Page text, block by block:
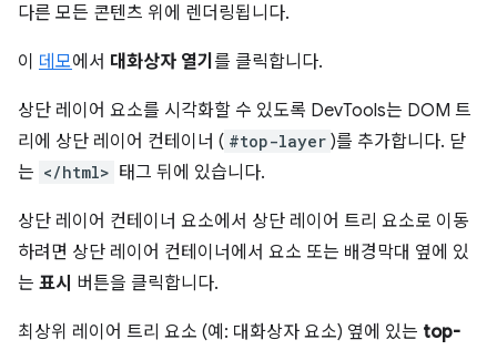
다른 모든 콘텐츠 위에 렌더링됩니다.
이 데모에서 대화상자 열기 를 클릭합니다.
상단 레이어 요소를 시각화할 수 있도록 DevTools는 DOM 트
리에 상단 레이어 컨테이너 ( #top-layer )를 추가합니다. 닫
는 </html> 태그 뒤에 있습니다.
상단 레이어 컨테이너 요소에서 상단 레이어 트리 요소로 이동
하려면 상단 레이어 컨테이너에서 요소 또는 배경막대 옆에 있
는 표시 버튼을 클릭합니다.
최상위 레이어 트리 요소 (예: 대화상자 요소) 옆에 있는 top-